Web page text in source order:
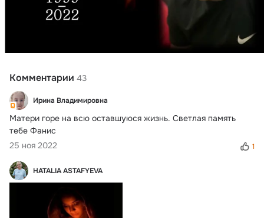
Комментарии 43
Ирина Владимировна
Матери горе на всю оставшуюся жизнь. Светлая память
тебе Фанис
25 ноя 2022
1
HATALIA ASTAFYEVA